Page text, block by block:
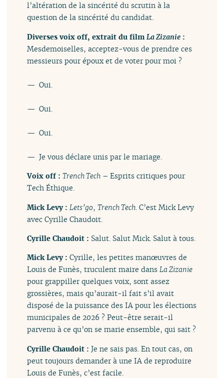
l’altération de la sincérité du scrutin à la
question de la sincérité du candidat.
Diverses voix off, extrait du film La Zizanie :
Mesdemoiselles, acceptez-vous de prendre ces
messieurs pour époux et de voter pour moi ?
— Oui.
— Oui.
— Oui.
— Je vous déclare unis par le mariage.
Voix off :Trench Tech – Esprits critiques pour
Tech Éthique.
Mick Levy : Lets’go,Trench Tech . C’est Mick Levy
avec Cyrille Chaudoit.
Cyrille Chaudoit : Salut. Salut Mick. Salut à tous.
Mick Levy :Cyrille, les petites manœuvres de
Louis de Funès, truculent maire dansLa Zizanie
pour grappiller quelques voix, sont assez
grossières, mais qu’aurait-il fait s’il avait
disposé de la puissance des IA pour les élections
municipales de 2026 ? Peut-être serait-il
parvenu à ce qu’on se marie ensemble, qui sait ?
Cyrille Chaudoit :Je ne sais pas. En tout cas, on
peut toujours demander à une IA de reproduire
Louis de Funès, c’est facile.